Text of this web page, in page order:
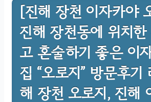
[진해 장천 이자카야
진해 장천동에 위치
고 혼술하기 좋은 이
집 “오로지” 방문후
해 장천 오로지, 진해